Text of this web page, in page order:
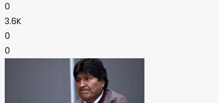
0
3.6K
0
0